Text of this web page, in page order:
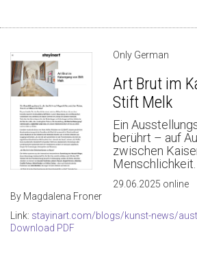
Only German
Art Brut im
Stift Melk
Ein
berührt – auf
zwischen
Menschlichkeit.
29.06.2025 online
By Magdalena Froner
Link: stayinart.com/blogs/kunst-news/
Download PDF